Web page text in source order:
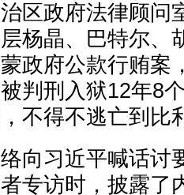
区政府法律顾问
杨晶、巴特尔、
政府公款行贿案
判刑入狱12年8
不得不逃亡到比
向习近平喊话讨
专访时，披露了